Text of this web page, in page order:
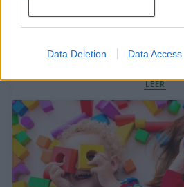
Data Deletion Data Access
¡Juguemos a armar
beneficios en
LEER